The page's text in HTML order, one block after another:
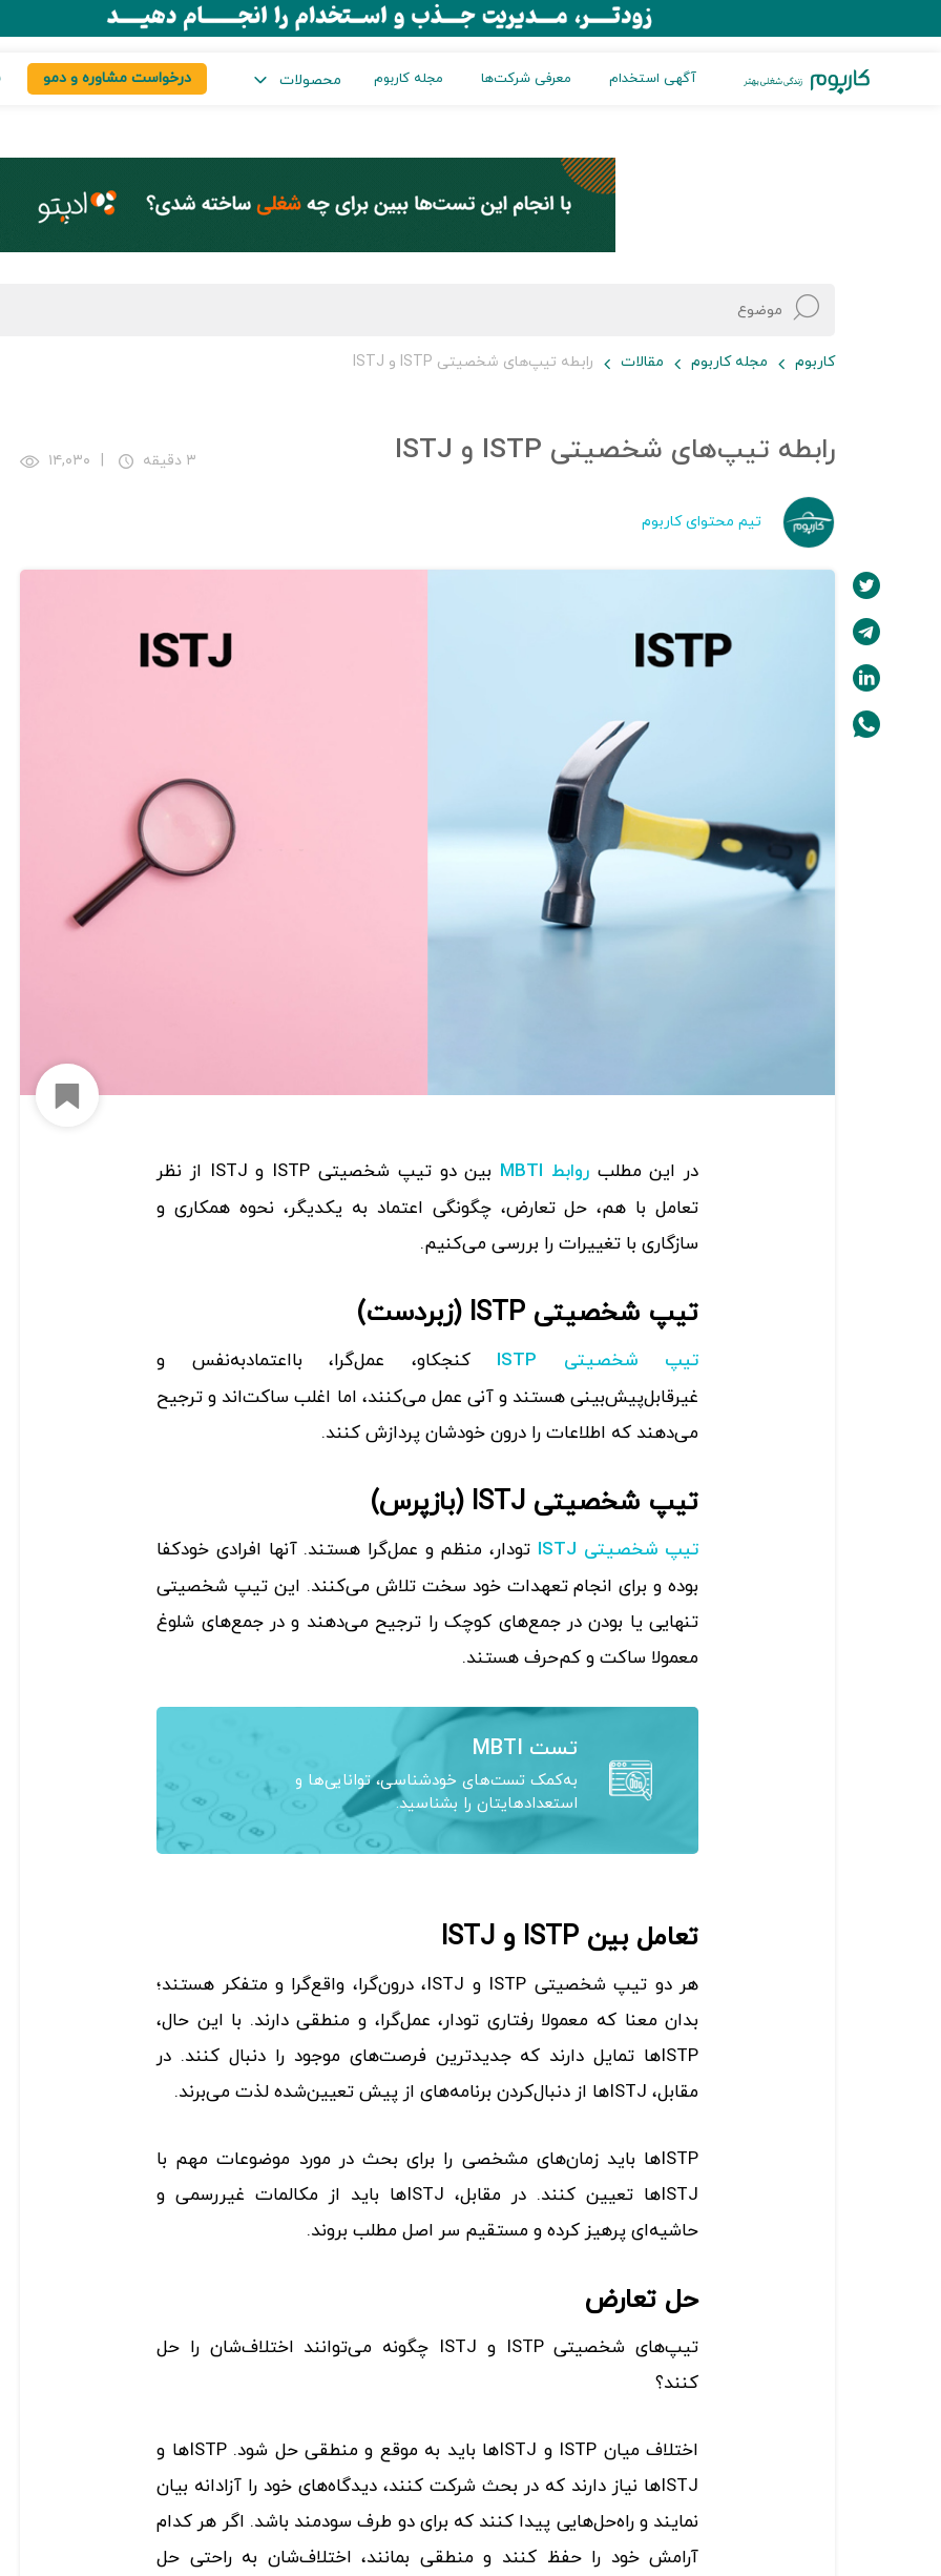
آگهی استخدام معرفی شرکت‌ها مجله کاربوم محصولات درخواست مشاوره و دمو
کاربوم مجله کاربوم مقالات رابطه تیپ‌های شخصیتی ISTP و ISTJ
رابطه تیپ‌های شخصیتی ISTP و ISTJ ۳ دقیقه | ۱۴,۰۳۰
تیم محتوای کاربوم
در این مطلبروابط MBTI
بین دو تیپ شخصیتی ISTP و ISTJ از نظر
تعامل با هم، حل تعارض، چگونگی اعتماد به یکدیگر، نحوه همکاری و
سازگاری با تغییرات را بررسی می‌کنیم.
تیپ شخصیتی ISTP (زبردست)
تیپ شخصیتی ISTP
کنجکاو، عمل‌گرا، بااعتمادبه‌نفس و
غیرقابل‌پیش‌بینی هستند و آنی عمل می‌کنند، اما اغلب ساکت‌اند و ترجیح
می‌دهند که اطلاعات را درون خودشان پردازش کنند.
تیپ شخصیتی ISTJ (بازپرس)
تیپ شخصیتی ISTJ
تودار، منظم و عمل‌گرا هستند. آنها افرادی خودکفا
بوده و برای انجام تعهدات خود سخت تلاش می‌کنند. این تیپ شخصیتی
تنهایی یا بودن در جمع‌های کوچک را ترجیح می‌دهند و در جمع‌های شلوغ
معمولا ساکت و کم‌حرف‌ هستند.
تست MBTI
به‌کمک تست‌های خودشناسی، توانایی‌ها و
استعدادهایتان را بشناسید.
تعامل بین ISTP و ISTJ
هر دو تیپ شخصیتی ISTP و ISTJ، درون‌گرا، واقع‌گرا و متفکر هستند؛
بدان معنا که معمولا رفتاری تودار، عمل‌گرا، و منطقی دارند. با این حال،
ISTPها تمایل دارند که جدیدترین فرصت‌های موجود را دنبال کنند. در
مقابل، ISTJها از دنبال‌کردن برنامه‌های از پیش تعیین‌شده لذت می‌برند.
ISTPها باید زمان‌های مشخصی را برای بحث در مورد موضوعات مهم با
ISTJها تعیین کنند. در مقابل، ISTJها باید از مکالمات غیررسمی و
حاشیه‌ای پرهیز کرده و مستقیم سر اصل مطلب بروند.
حل تعارض
تیپ‌های شخصیتی ISTP و ISTJ چگونه می‌توانند اختلاف‌شان را حل
کنند؟
اختلاف میان ISTP و ISTJها باید به موقع و منطقی حل شود. ISTPها و
ISTJها نیاز دارند که در بحث شرکت کنند، دیدگاه‌های خود را آزادانه بیان
نمایند و راه‌حل‌هایی پیدا کنند که برای دو طرف سودمند باشد. اگر هر کدام
آرامش خود را حفظ کنند و منطقی بمانند، اختلاف‌شان به راحتی حل